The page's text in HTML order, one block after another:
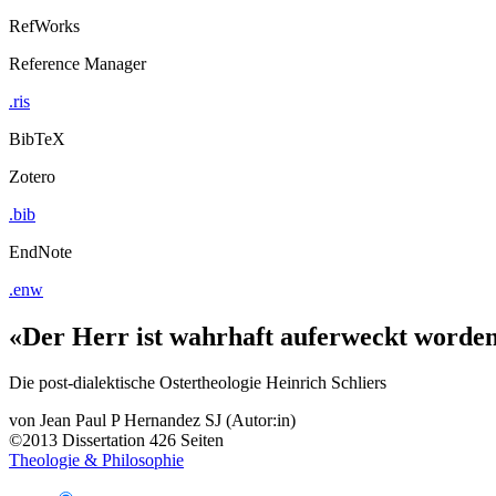
RefWorks
Reference Manager
.ris
BibTeX
Zotero
.bib
EndNote
.enw
«Der Herr ist wahrhaft auferweckt
Die post-dialektische Ostertheologie Heinrich Schliers
von Jean Paul P Hernandez SJ (Autor:in)
©2013 Dissertation 426 Seiten
Theologie & Philosophie